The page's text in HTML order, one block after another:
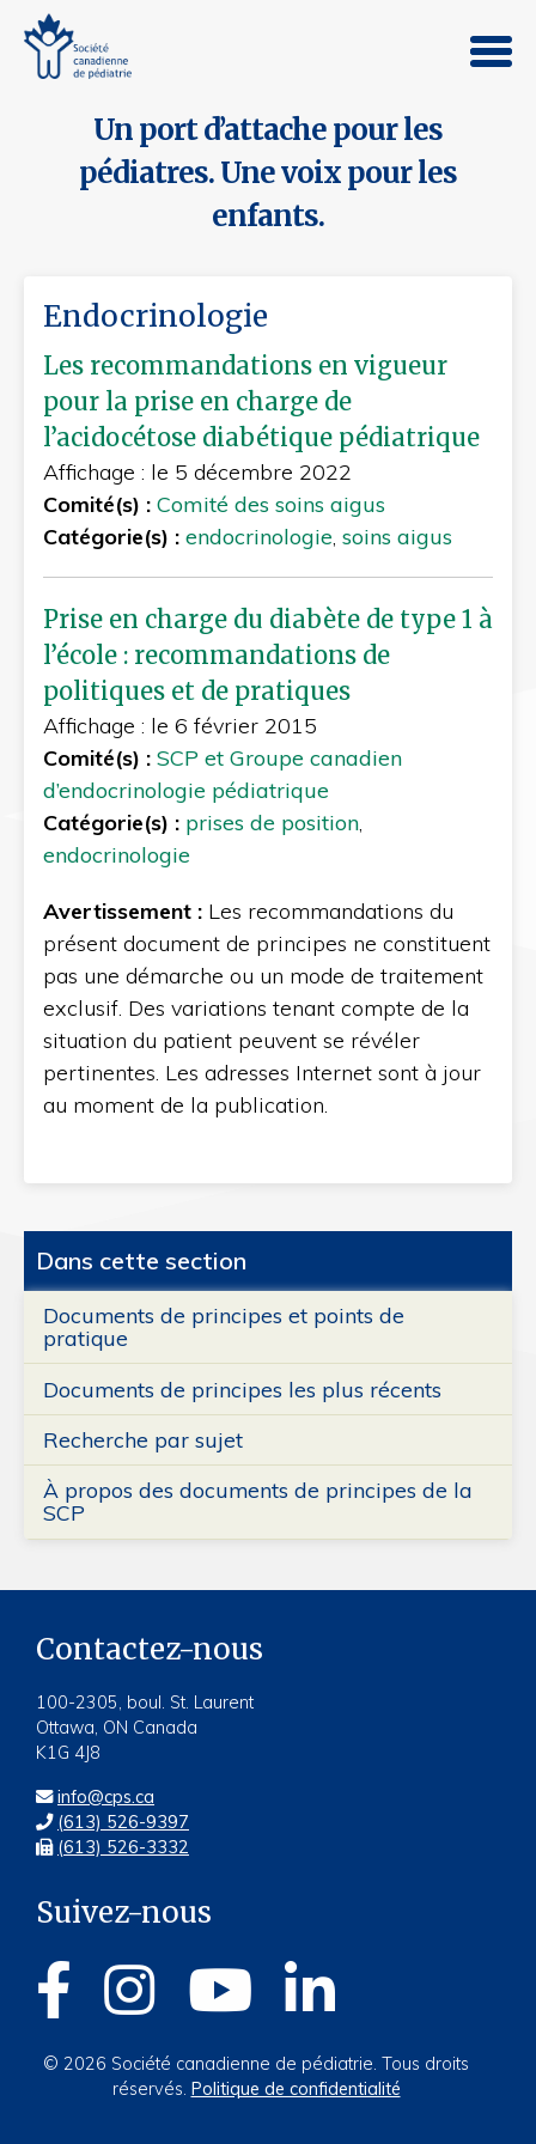
Un port d’attache pour les
pédiatres. Une voix pour les
enfants.
Endocrinologie
Les recommandations en vigueur
pour la prise en charge de
l’acidocétose diabétique pédiatrique
Affichage : le 5 décembre 2022
Comité(s) : Comité des soins aigus
Catégorie(s) : endocrinologie, soins aigus
Prise en charge du diabète de type 1 à
l’école : recommandations de
politiques et de pratiques
Affichage : le 6 février 2015
Comité(s) : SCP et Groupe canadien
d’endocrinologie pédiatrique
Catégorie(s) : prises de position,
endocrinologie
Avertissement : Les recommandations du
présent document de principes ne constituent
pas une démarche ou un mode de traitement
exclusif. Des variations tenant compte de la
situation du patient peuvent se révéler
pertinentes. Les adresses Internet sont à jour
au moment de la publication.
Dans cette section
Documents de principes et points de
pratique
Documents de principes les plus récents
Recherche par sujet
À propos des documents de principes de la
SCP
Contactez-nous
100-2305, boul. St. Laurent
Ottawa, ON Canada
K1G 4J8
info@cps.ca
(613) 526-9397
(613) 526-3332
© 2026 Société canadienne de pédiatrie. Tous droits
réservés. Politique de confidentialité
Suivez-nous